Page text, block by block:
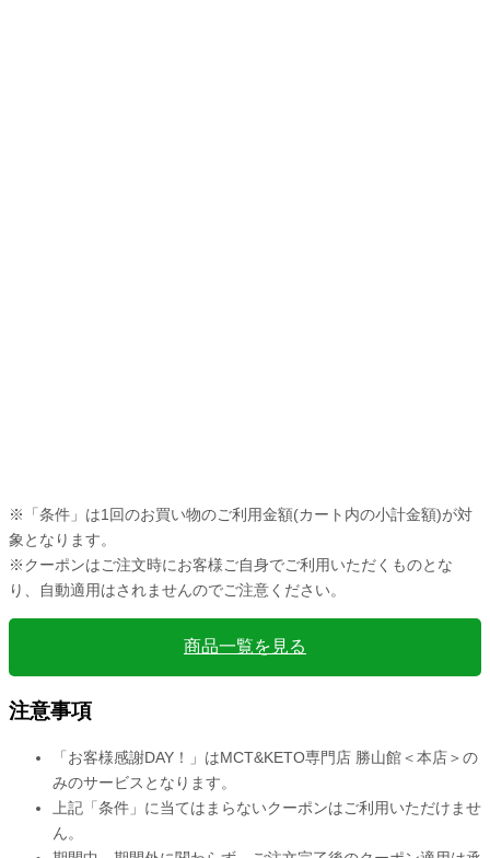
※「条件」は1回のお買い物のご利用金額(カート内の小計金額)が対
象となります。
※クーポンはご注文時にお客様ご自身でご利用いただくものとな
り、自動適用はされませんのでご注意ください。
商品一覧を見る
注意事項
「お客様感謝DAY！」はMCT&KETO専門店 勝山館＜本店＞の
みのサービスとなります。
上記「条件」に当てはまらないクーポンはご利用いただけませ
ん。